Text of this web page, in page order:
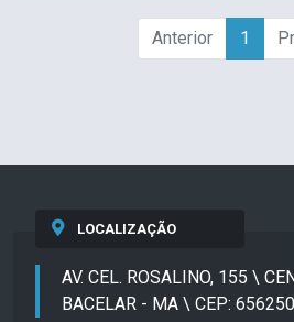
Anterior 1
LOCALIZAÇÃO
AV. CEL. ROSALINO, 155 \
BACELAR - MA \ CEP: